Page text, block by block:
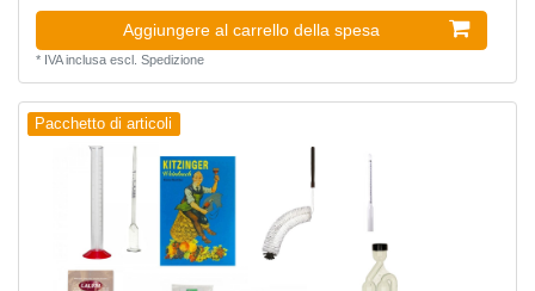
Aggiungere al carrello della spesa
* IVA inclusaescl. Spedizione
Pacchetto di articoli